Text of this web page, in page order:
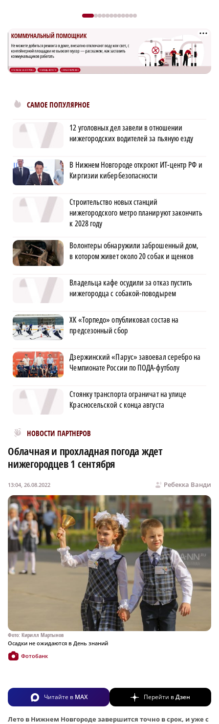
САМОЕ ПОПУЛЯРНОЕ
12 уголовных дел завели в отношении
нижегородских водителей за пьяную езду
В Нижнем Новгороде откроют ИТ-центр РФ и
Киргизии кибербезопасности
Строительство новых станций
нижегородского метро планируют закончить
к 2028 году
Волонтеры обнаружили заброшенный дом,
в котором живет около 20 собак и щенков
Владельца кафе осудили за отказ пустить
нижегородца с собакой-поводырем
ХК «Торпедо» опубликовал состав на
предсезонный сбор
Дзержинский «Парус» завоевал серебро на
Чемпионате России по ПОДА-футболу
Стоянку транспорта ограничат на улице
Красносельской с конца августа
НОВОСТИ ПАРТНЕРОВ
Новости МирТесен
Облачная и прохладная погода ждет
нижегородцев 1 сентября
Ребекка Ванди
13:04, 26.08.2022
Фото: Кирилл Мартынов
Осадки не ожидаются в День знаний
Фотобанк
Читайте в MAX Перейти вДзен
Лето в Нижнем Новгороде завершится точно в срок, и уже с